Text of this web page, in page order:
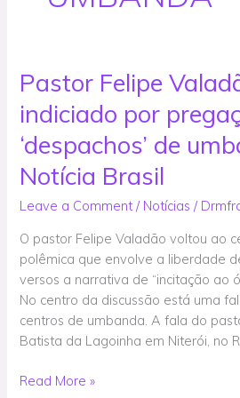
Pastor Felipe
indiciado por
‘despachos’ de
Notícia Brasil
Leave a Comment / Notícias /
O pastor Felipe Valadão voltou ao
polêmica que envolve a liberdade
versos a narrativa de “incitação ao
No centro da discussão está uma
centros de umbanda. A fala do
Batista da Lagoinha em Niterói, no
Pastor
Felipe
Valadão
é
indiciado
por
pregação
‘despachos’
de
umbanda
–
Notícia
Brasil
Read More »